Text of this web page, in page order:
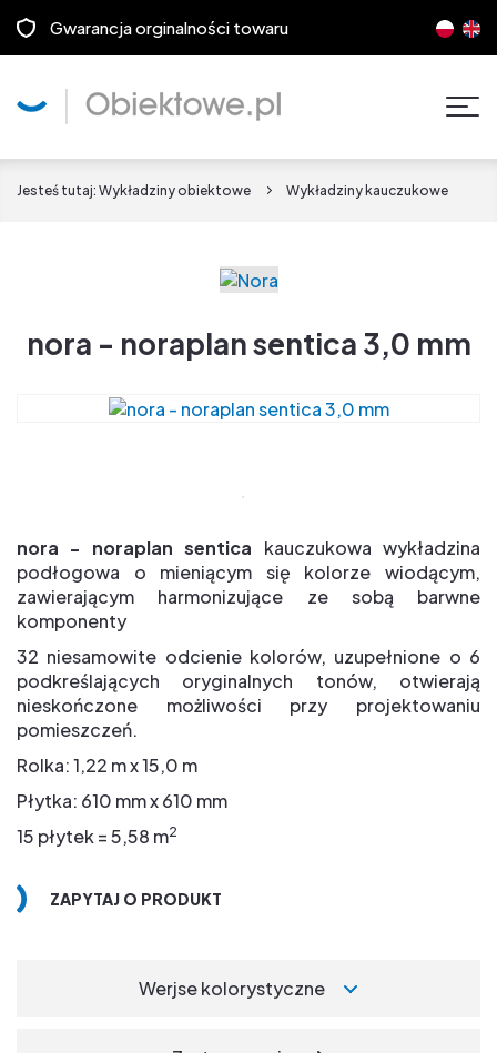
Gwarancja orginalności towaru
Jesteś tutaj: Wykładziny obiektowe Wykładziny kauczukowe
nora - noraplan sentica 3,0 mm
nora - noraplan sentica kauczukowa wykładzina
podłogowa o mieniącym się kolorze wiodącym,
zawierającym harmonizujące ze sobą barwne
komponenty
32 niesamowite odcienie kolorów, uzupełnione o 6
podkreślających oryginalnych tonów, otwierają
nieskończone możliwości przy projektowaniu
pomieszczeń.
Rolka: 1,22 m x 15,0 m
Płytka: 610 mm x 610 mm
15 płytek = 5,58 m2
ZAPYTAJ O PRODUKT
Werjse kolorystyczne